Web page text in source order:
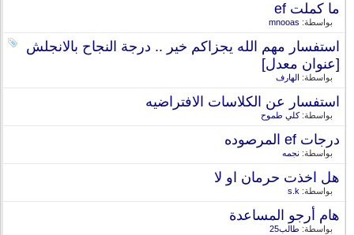
ما كملت ef
بواسطة:mnooas
استفسار مهم الله يجزاكم خير .. درجة النجاح بالانجلش
[عنوان معدل]
بواسطة:الهارف
استفسار عن الكلاسات الافتراضيه
بواسطة:كلي طموح
درجات ef المرصوده
بواسطة:نجمه
هل اخذت حرمان او لا
بواسطة:s.k
هام أرجو المساعدة
بواسطة:طالب25